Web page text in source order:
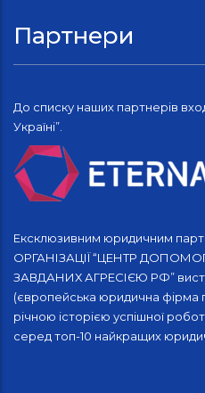
Партнери
До списку наших партнерів
Україні”.
Ексклюзивним юридичним
ОРГАНІЗАЦІЇ “ЦЕНТР
ЗАВДАНИХ АГРЕСІЄЮ РФ”
(європейська юридична фірма
річною історією успішної
серед топ-10 найкращих